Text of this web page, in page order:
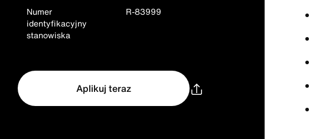
Numer
identyfikacyjny
stanowiska
R-83999
Aplikuj teraz